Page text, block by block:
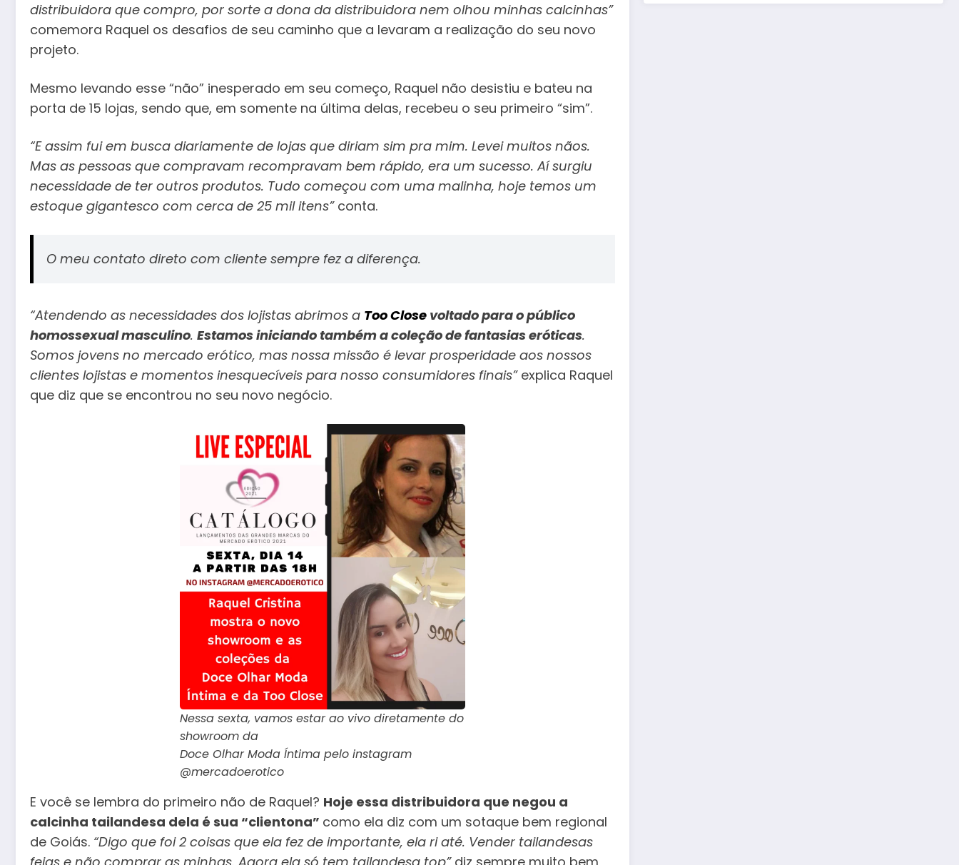
distribuidora que compro, por sorte a dona da distribuidora nem olhou minhas calcinhas”
comemora Raquel os desafios de seu caminho que a levaram a realização do seu novo
projeto.
Mesmo levando esse “não” inesperado em seu começo, Raquel não desistiu e bateu na
porta de 15 lojas, sendo que, em somente na última delas, recebeu o seu primeiro “sim”.
“E assim fui em busca diariamente de lojas que diriam sim pra mim. Levei muitos nãos.
Mas as pessoas que compravam recompravam bem rápido, era um sucesso. Aí surgiu
necessidade de ter outros produtos. Tudo começou com uma malinha, hoje temos um
estoque gigantesco com cerca de 25 mil itens” conta.
O meu contato direto com cliente sempre fez a diferença.
“Atendendo as necessidades dos lojistas abrimos a Too Close voltado para o público
homossexual masculino. Estamos iniciando também a coleção de fantasias eróticas.
Somos jovens no mercado erótico, mas nossa missão é levar prosperidade aos nossos
clientes lojistas e momentos inesquecíveis para nosso consumidores finais”explica Raquel
que diz que se encontrou no seu novo negócio.
Nessa sexta, vamos estar ao vivo diretamente do
showroom da
Doce Olhar Moda Íntima pelo instagram
@mercadoerotico
E você se lembra do primeiro não de Raquel? Hoje essa distribuidora que negou a
calcinha tailandesa dela é sua “clientona” como ela diz com um sotaque bem regional
de Goiás. “Digo que foi 2 coisas que ela fez de importante, ela ri até. Vender tailandesas